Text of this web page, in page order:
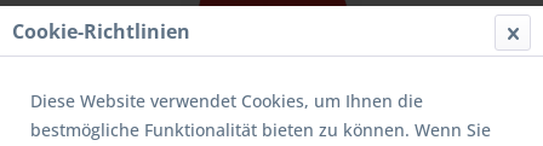
Cookie-Richtlinien
Diese Website verwendet Cookies, um Ihnen die
bestmögliche Funktionalität bieten zu können. Wenn Sie